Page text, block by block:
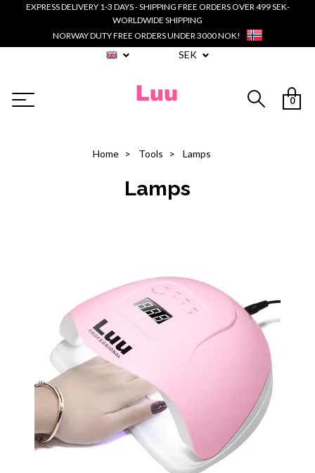
EXPRESS DELIVERY 1-3 DAYS - SHIPPING FREE ORDERS OVER 499 SEK-
WORLDWIDE SHIPPING
NORWAY DUTY FREE ORDERS UNDER 3000 NOK!
SEK
0
Home Tools Lamps
Lamps